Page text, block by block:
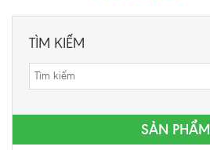
TÌM KIẾM
SẢN PHẨM